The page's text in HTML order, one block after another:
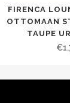
FIRENCA
OTTOMAAN
TAUPE
€